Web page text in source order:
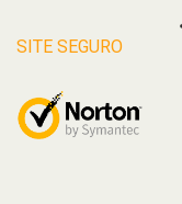
SITE SEGURO